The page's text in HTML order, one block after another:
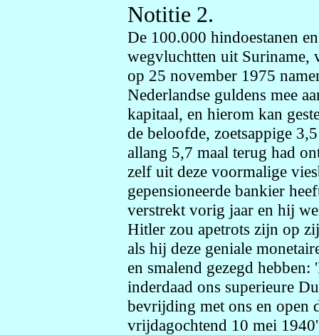
Notitie 2.
De 100.000 hindoestanen
wegvluchtten uit
op 25 november 1975
Nederlandse guldens mee
kapitaal, en hierom kan
de beloofde, zoetsappige
allang 5,7 maal terug had
zelf uit deze voormalige
gepensioneerde bankier
verstrekt vorig jaar en hij
Hitler zou apetrots zijn op
als hij deze geniale
en smalend gezegd
inderdaad ons superieure
bevrijding met ons en open
vrijdagochtend 10 mei